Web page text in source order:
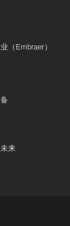
（Embraer）
来